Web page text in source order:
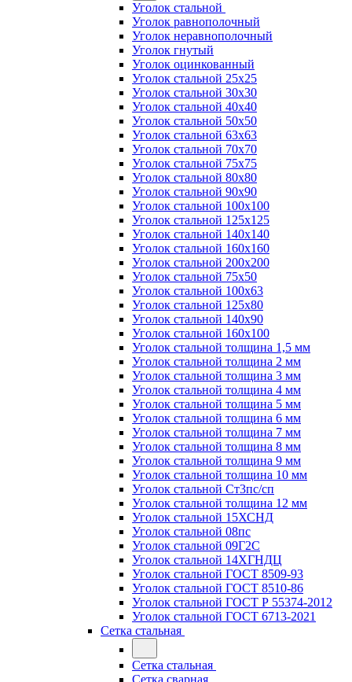
Уголок стальной
Уголок равнополочный
Уголок неравнополочный
Уголок гнутый
Уголок оцинкованный
Уголок стальной 25х25
Уголок стальной 30х30
Уголок стальной 40х40
Уголок стальной 50х50
Уголок стальной 63х63
Уголок стальной 70х70
Уголок стальной 75х75
Уголок стальной 80х80
Уголок стальной 90х90
Уголок стальной 100х100
Уголок стальной 125х125
Уголок стальной 140х140
Уголок стальной 160х160
Уголок стальной 200х200
Уголок стальной 75х50
Уголок стальной 100х63
Уголок стальной 125х80
Уголок стальной 140х90
Уголок стальной 160х100
Уголок стальной толщина 1,5 мм
Уголок стальной толщина 2 мм
Уголок стальной толщина 3 мм
Уголок стальной толщина 4 мм
Уголок стальной толщина 5 мм
Уголок стальной толщина 6 мм
Уголок стальной толщина 7 мм
Уголок стальной толщина 8 мм
Уголок стальной толщина 9 мм
Уголок стальной толщина 10 мм
Уголок стальной Ст3пс/сп
Уголок стальной толщина 12 мм
Уголок стальной 15ХСНД
Уголок стальной 08пс
Уголок стальной 09Г2С
Уголок стальной 14ХГНДЦ
Уголок стальной ГОСТ 8509-93
Уголок стальной ГОСТ 8510-86
Уголок стальной ГОСТ Р 55374-2012
Уголок стальной ГОСТ 6713-2021
Сетка стальная
Сетка стальная
Сетка сварная